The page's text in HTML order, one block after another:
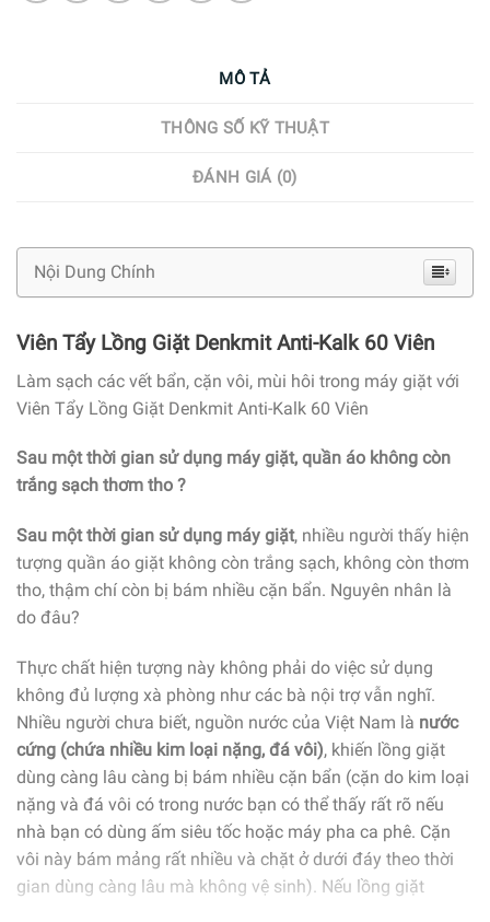
MÔ TẢ
THÔNG SỐ KỸ THUẬT
ĐÁNH GIÁ (0)
Nội Dung Chính
Viên Tẩy Lồng Giặt Denkmit Anti-Kalk 60 Viên
Làm sạch các vết bẩn, cặn vôi, mùi hôi trong máy giặt với
Viên Tẩy Lồng Giặt Denkmit Anti-Kalk 60 Viên
Sau một thời gian sử dụng máy giặt, quần áo không còn
trắng sạch thơm tho ?
Sau một thời gian sử dụng máy giặt, nhiều người thấy hiện
tượng quần áo giặt không còn trắng sạch, không còn thơm
tho, thậm chí còn bị bám nhiều cặn bẩn. Nguyên nhân là
do đâu?
Thực chất hiện tượng này không phải do việc sử dụng
không đủ lượng xà phòng như các bà nội trợ vẫn nghĩ.
Nhiều người chưa biết, nguồn nước của Việt Nam là nước
cứng (chứa nhiều kim loại nặng, đá vôi), khiến lồng giặt
dùng càng lâu càng bị bám nhiều cặn bẩn (cặn do kim loại
nặng và đá vôi có trong nước bạn có thể thấy rất rõ nếu
nhà bạn có dùng ấm siêu tốc hoặc máy pha ca phê. Cặn
vôi này bám mảng rất nhiều và chặt ở dưới đáy theo thời
gian dùng càng lâu mà không vệ sinh). Nếu lồng giặt